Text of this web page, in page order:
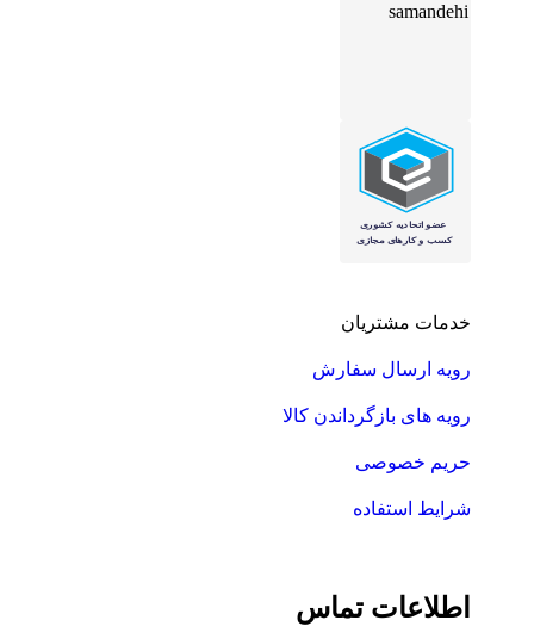
اطلاعات تماس
خدمات مشتریان
رویه ارسال سفارش
رویه های بازگرداندن کالا
حریم خصوصی
شرایط استفاده